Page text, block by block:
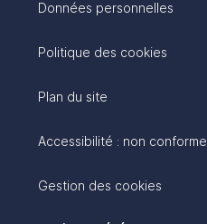
Données personnelles
Politique des cookies
Plan du site
Accessibilité : non conforme
Gestion des cookies